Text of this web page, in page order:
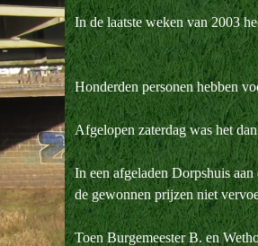
In de laatste weken van 2003
Honderden personen hebben
Afgelopen zaterdag was het
In een afgeladen Dorpshuis
de gewonnen prijzen niet
Toen Burgemeester B. en